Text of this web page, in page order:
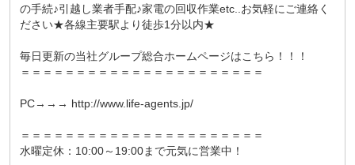
の手続♪引越し業者手配♪家電の回収作業etc..お気軽にご連絡く
ださい★各線主要駅より徒歩1分以内★
毎日更新の当社グループ総合ホームページはこちら！！！
＝＝＝＝＝＝＝＝＝＝＝＝＝＝＝＝＝＝＝＝＝＝
PC→→→ http://www.life-agents.jp/
＝＝＝＝＝＝＝＝＝＝＝＝＝＝＝＝＝＝＝＝＝＝
水曜定休：10:00～19:00まで元気に営業中！